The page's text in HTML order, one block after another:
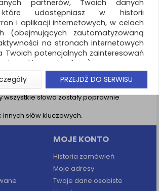
PRODUKTÓW
wg przyjętych kryteriów
wyszukiwania zaznaczając inne filtry i
wszystkie słowa zostały poprawnie
innych słów kluczowych.
MOJE KONTO
Historia zamówień
Moje adresy
Twoje dane osobiste
partnerów, Twoich danych
które udostępniasz w historii
i aplikacji internetowych, w celach
(obejmujących zautomatyzowaną
na stronach internetowych
Twoich potencjalnych zainteresowań
reklamy i oferty), w tym na
cookies na Twoich urządzeniach i
kliknij przycisk „Przejdź do serwisu”.
wyrazić zgody lub ograniczyć jej
gdzie znajdziesz wszelkie
jak to zrobić . Te same informacje
na podstronie z naszą polityką
od 25 maja 2018.
zalogowanych, aby
realizację Umowy z Państwem i
działanie naszej strony
np. wysłanie potwierdzenia
PRZEJDŹ DO SERWISU